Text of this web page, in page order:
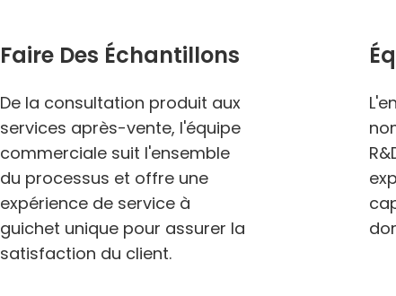
Faire Des Échantillons
De la consultation produit aux
services après-vente, l'équipe
commerciale suit l'ensemble
du processus et offre une
expérience de service à
guichet unique pour assurer la
satisfaction du client.